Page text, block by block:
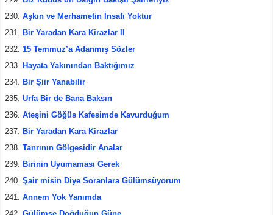
Aşkın ve Merhametin İnsafı Yoktur
Bir Yaradan Kara Kirazlar II
15 Temmuz’a Adanmış Sözler
Hayata Yakınından Baktığımız
Bir Şiir Yanabilir
Urfa Bir de Bana Baksın
Ateşini Göğüs Kafesimde Kavurduğum
Bir Yaradan Kara Kirazlar
Tanrının Gölgesidir Analar
Birinin Uyumaması Gerek
Şair misin Diye Soranlara Gülümsüyorum
Annem Yok Yanımda